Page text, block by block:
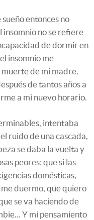
sueño entonces no
insomnio no se refiere
de dormir en
insomnio me
de mi madre.
de tantos años a
a mi nuevo horario.
intentaba
ruido de una cascada,
se daba la vuelta y
peores: que si las
domésticas,
me duermo, que quiero
se va haciendo de
Y mi pensamiento